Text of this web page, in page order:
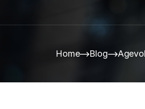
Home Blog